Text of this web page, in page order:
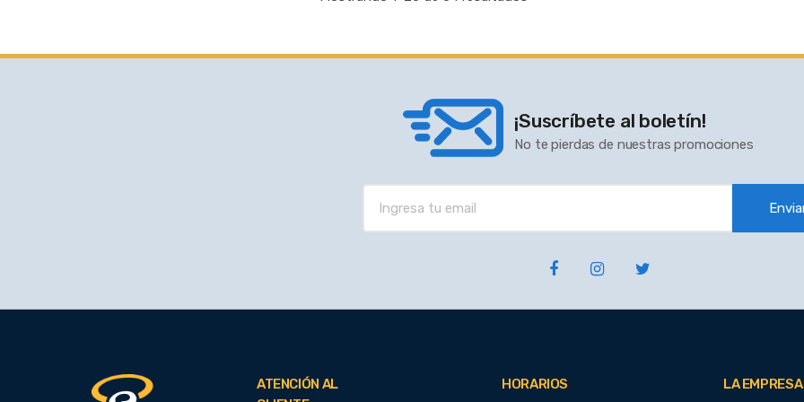
¡Suscríbete al boletín!
No te pierdas de nuestras promociones
ATENCIÓN AL
HORARIOS LA EMPRESA